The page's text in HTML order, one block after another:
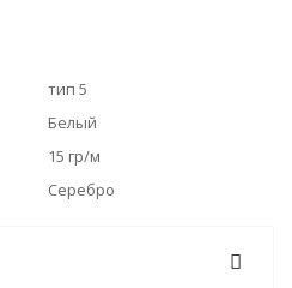
тип 5
Белый
15 гр/м
Серебро